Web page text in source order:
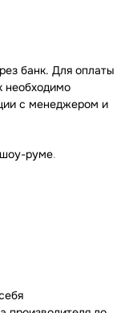
банк. Для оплаты
необходимо
с менеджером и
руме.